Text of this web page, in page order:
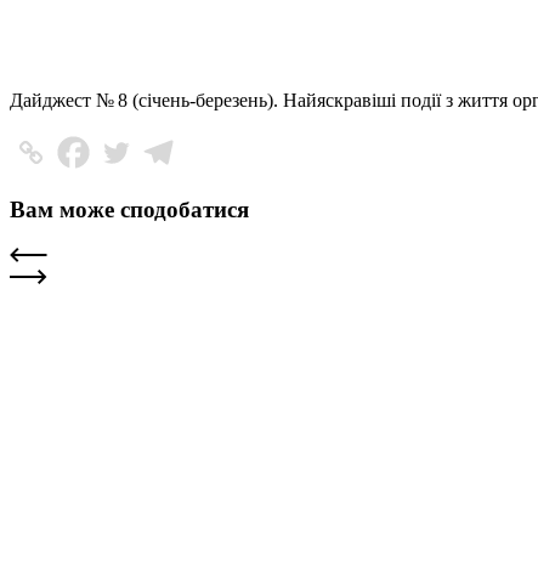
Дайджест № 8 (січень-березень). Найяскравіші події з життя
Вам може сподобатися